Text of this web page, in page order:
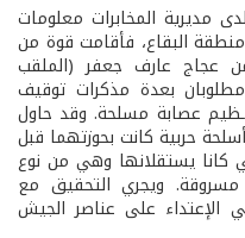
مديرية المخابرات معلومات
البقاع، فأقامت قوة من
عجاج عارف جعفر (الملقب
بعدة مذكرات توقيف
عصابة مسلحة. وقد حاول
حربية كانت بحوزتهما قبل
كانا يستقلانها وهي من نوع
مسروقة. ويجري التحقيق مع
الإعتداء على عناصر الجيش